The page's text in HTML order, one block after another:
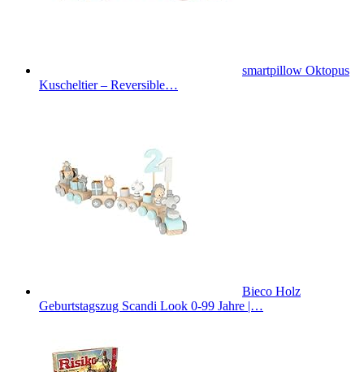
smartpillow Oktopus
Kuscheltier – Reversible…
Bieco Holz
Geburtstagszug Scandi Look 0-99 Jahre |…